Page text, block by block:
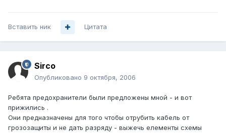
Вставить ник Цитата
Sirco
Опубликовано 9 октября, 2006
Ребята предохранители были предложены мной - и вот
прижились .
Они предназначены для того чтобы отрубить кабель от
грозозащиты и не дать разряду - выжечь елементы схемы